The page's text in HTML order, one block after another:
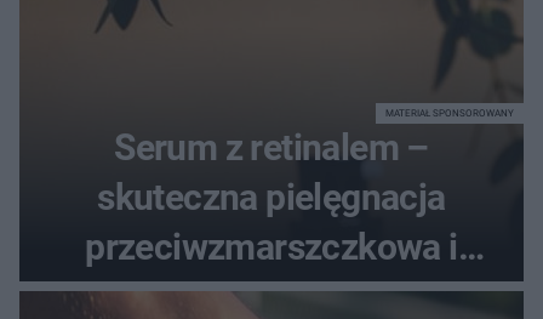
Serum z retinalem –
skuteczna pielęgnacja
przeciwzmarszczkowa i
regenerująca
MATERIAŁ SPONSOROWANY